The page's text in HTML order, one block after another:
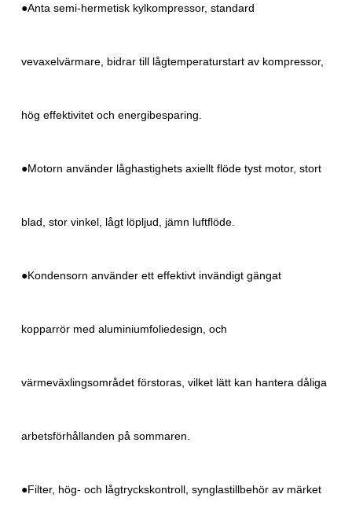
●Anta semi-hermetisk kylkompressor, standard
vevaxelvärmare, bidrar till lågtemperaturstart av kompressor,
hög effektivitet och energibesparing.
●Motorn använder låghastighets axiellt flöde tyst motor, stort
blad, stor vinkel, lågt löpljud, jämn luftflöde.
●Kondensorn använder ett effektivt invändigt gängat
kopparrör med aluminiumfoliedesign, och
värmeväxlingsområdet förstoras, vilket lätt kan hantera dåliga
arbetsförhållanden på sommaren.
●Filter, hög- och lågtryckskontroll, synglastillbehör av märket